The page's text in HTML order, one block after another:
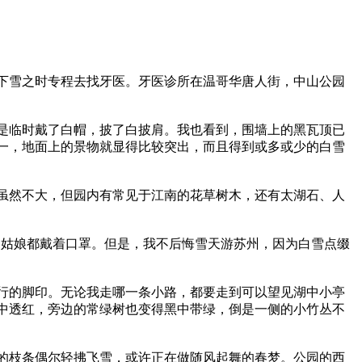
之时专程去找牙医。牙医诊所在温哥华唐人街，中山公园
时戴了白帽，披了白披肩。我也看到，围墙上的黑瓦顶已
地面上的景物就显得比较突出，而且得到或多或少的白雪
不大，但园内有常见于江南的花草树木，还有太湖石、人
娘都戴着口罩。但是，我不后悔雪天游苏州，因为白雪点缀
脚印。无论我走哪一条小路，都要走到可以望见湖中小亭
红，旁边的常绿树也变得黑中带绿，倒是一侧的小竹丛不
条偶尔轻拂飞雪，或许正在做随风起舞的春梦。公园的西